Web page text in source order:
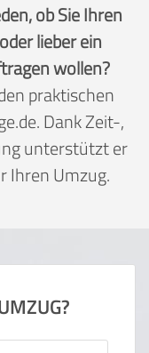
ob Sie Ihren
lieber ein
wollen?
praktischen
Dank Zeit-,
unterstützt er
Ihren Umzug.